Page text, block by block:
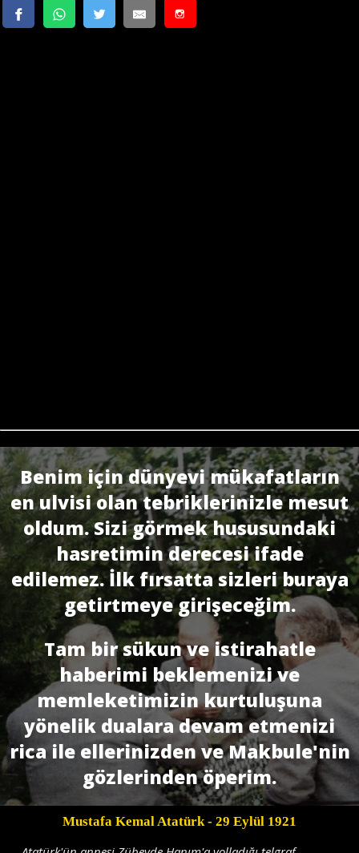
Benim için dünyevi mükafatların
en ulvisi olan tebriklerinizle mesut
oldum. Sizi görmek hususundaki
hasretimin derecesi ifade
edilemez. İlk fırsatta sizleri buraya
getirtmeye girişeceğim.
Tam bir sükun ve istirahatle
haberimi beklemenizi ve
memleketimizin kurtuluşuna
yönelik dualara devam etmenizi
rica ile ellerinizden ve Makbule'nin
gözlerinden öperim.
Mustafa Kemal Atatürk- 29 Eylül 1921